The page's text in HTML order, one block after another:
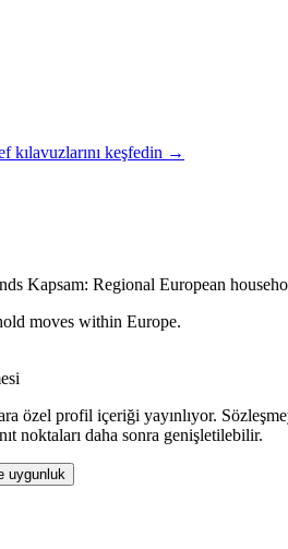
kılavuzlarını keşfedin →
Kapsam: Regional European
moves within Europe.
özel profil içeriği yayınlıyor.
noktaları daha sonra genişletilebilir.
uygunluk